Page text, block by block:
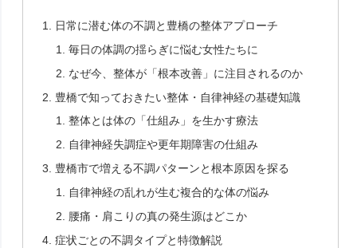
日常に潜む体の不調と豊橋の整体アプローチ
毎日の体調の揺らぎに悩む女性たちに
なぜ今、整体が「根本改善」に注目されるのか
豊橋で知っておきたい整体・自律神経の基礎知識
整体とは体の「仕組み」を生かす療法
自律神経失調症や更年期障害の仕組み
豊橋市で増える不調パターンと根本原因を探る
自律神経の乱れが生む複合的な体の悩み
腰痛・肩こりの真の発生源はどこか
症状ごとの不調タイプと特徴解説